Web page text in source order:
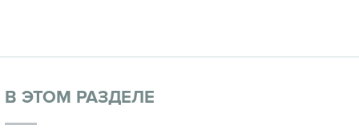
В ЭТОМ РАЗДЕЛЕ